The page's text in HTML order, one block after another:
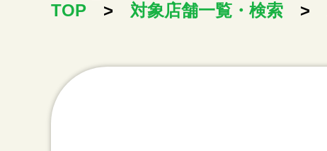
TOP > 対象店舗一覧・検索 >